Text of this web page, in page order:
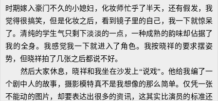
时期嫁入豪门不久的小媳妇，化妆师忙乎了半天，还有假发，我
觉得很搞笑，但是化妆之后，看到镜子里的自己，我一下就惊呆
了。清纯的学生气只剩下淡淡的一点，一种成熟的韵味却佔据了
我的全身。我感觉我一下就进入了角色。我按晓祥的要求摆姿
势，但晓祥拍了几张之后都说不好。
然后大家休息，晓祥和我坐在沙发上“说戏”。他给我编了一
个剧中人的故事，摄影模特真不是我想像的那么简单。仅凭一张
不能动的图片，却要表达出很多的资讯，这其实比演员的标准还